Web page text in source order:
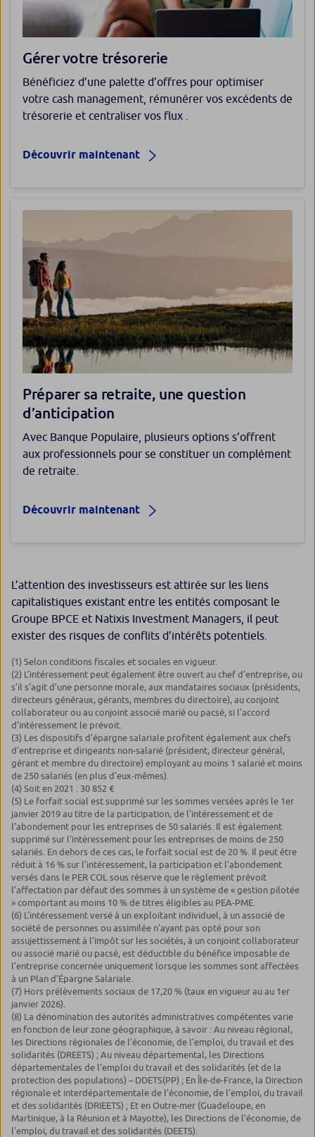
Gérer votre trésorerie
Bénéficiez d’une palette d’offres pour optimiser
votre cash management, rémunérer vos excédents de
trésorerie et centraliser vos flux .
Découvrir maintenant
Préparer sa retraite, une question
d’anticipation
Avec Banque Populaire, plusieurs options s’offrent
aux professionnels pour se constituer un complément
de retraite.
Découvrir maintenant
L’attention des investisseurs est attirée sur les liens
capitalistiques existant entre les entités composant le
Groupe BPCE et Natixis Investment Managers, il peut
exister des risques de conflits d’intérêts potentiels.
(1) Selon conditions fiscales et sociales en vigueur.
(2) L’intéressement peut également être ouvert au chef d’entreprise, ou
s’il s’agit d’une personne morale, aux mandataires sociaux (présidents,
directeurs généraux, gérants, membres du directoire), au conjoint
collaborateur ou au conjoint associé marié ou pacsé, si l’accord
d’intéressement le prévoit.
(3) Les dispositifs d’épargne salariale profitent également aux chefs
d’entreprise et dirigeants non-salarié (président, directeur général,
gérant et membre du directoire) employant au moins 1 salarié et moins
de 250 salariés (en plus d’eux-mêmes).
(4) Soit en 2021 : 30 852 €
(5) Le forfait social est supprimé sur les sommes versées après le 1er
janvier 2019 au titre de la participation, de l’intéressement et de
l’abondement pour les entreprises de 50 salariés. Il est également
supprimé sur l’intéressement pour les entreprises de moins de 250
salariés. En dehors de ces cas, le forfait social est de 20 %. Il peut être
réduit à 16 % sur l’intéressement, la participation et l’abondement
versés dans le PER COL sous réserve que le règlement prévoit
l’affectation par défaut des sommes à un système de « gestion pilotée
» comportant au moins 10 % de titres éligibles au PEA-PME.
(6) L’intéressement versé à un exploitant individuel, à un associé de
société de personnes ou assimilée n’ayant pas opté pour son
assujettissement à l’impôt sur les sociétés, à un conjoint collaborateur
ou associé marié ou pacsé, est déductible du bénéfice imposable de
l’entreprise concernée uniquement lorsque les sommes sont affectées
à un Plan d’Épargne Salariale.
(7) Hors prélèvements sociaux de 17,20 % (taux en vigueur au au 1er
janvier 2026).
(8) La dénomination des autorités administratives compétentes varie
en fonction de leur zone géographique, à savoir : Au niveau régional,
les Directions régionales de l’économie, de l’emploi, du travail et des
solidarités (DREETS) ; Au niveau départemental, les Directions
départementales de l’emploi du travail et des solidarités (et de la
protection des populations) – DDETS(PP) ; En Île-de-France, la Direction
régionale et interdépartementale de l’économie, de l’emploi, du travail
et des solidarités (DRIEETS) ; Et en Outre-mer (Guadeloupe, en
Martinique, à la Réunion et à Mayotte), les Directions de l’économie, de
l’emploi, du travail et des solidarités (DEETS).